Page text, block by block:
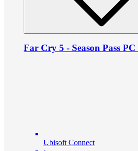
Far Cry 5 - Season Pass
Ubisoft Connect